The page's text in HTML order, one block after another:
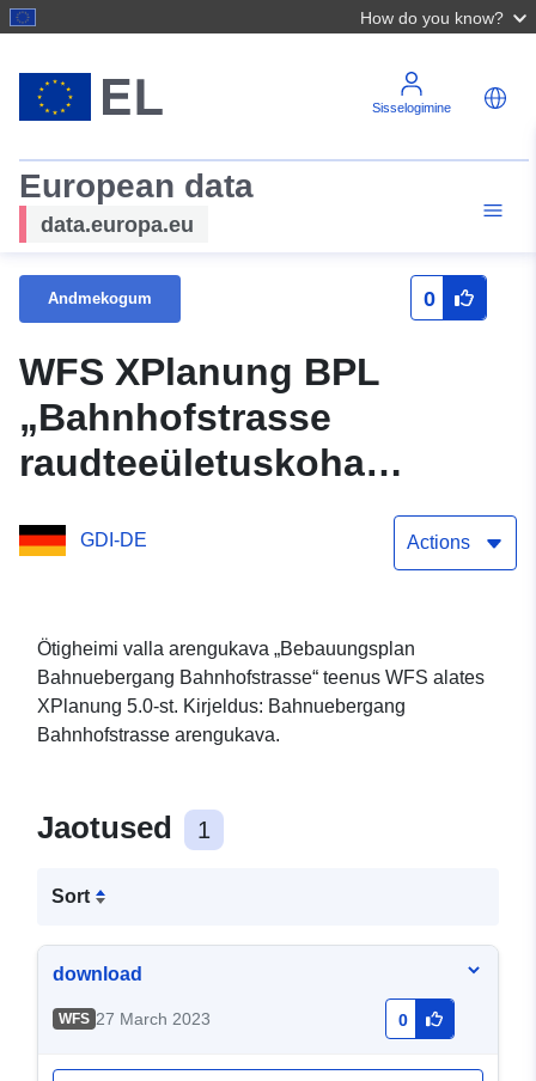
How do you know?
Sisselogimine
European data
data.europa.eu
Andmekogum 0
WFS XPlanung BPL
„Bahnhofstrasse
raudteeületuskoha
GDI-DE Actions
Ötigheimi valla arengukava „Bebauungsplan
Bahnuebergang Bahnhofstrasse“ teenus WFS alates
XPlanung 5.0-st. Kirjeldus: Bahnuebergang
Bahnhofstrasse arengukava.
Jaotused 1
Sort
download
WFS 27 March 2023 0